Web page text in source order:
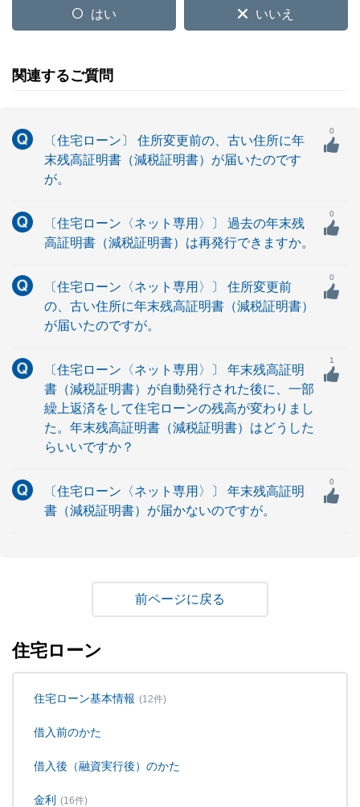
はい いいえ
関連するご質問
〔住宅ローン〕 住所変更前の、古い住所に年
末残高証明書（減税証明書）が届いたのです
が。
0
〔住宅ローン〈ネット専用〉〕 過去の年末残
高証明書（減税証明書）は再発行できますか。
0
〔住宅ローン〈ネット専用〉〕 住所変更前
の、古い住所に年末残高証明書（減税証明書）
が届いたのですが。
0
〔住宅ローン〈ネット専用〉〕 年末残高証明
書（減税証明書）が自動発行された後に、一部
繰上返済をして住宅ローンの残高が変わりまし
た。年末残高証明書（減税証明書）はどうした
らいいですか？
1
〔住宅ローン〈ネット専用〉〕 年末残高証明
書（減税証明書）が届かないのですが。
0
戻る
住宅ローン
住宅ローン基本情報 (12件)
借入前のかた
借入後（融資実行後）のかた
金利 (16件)